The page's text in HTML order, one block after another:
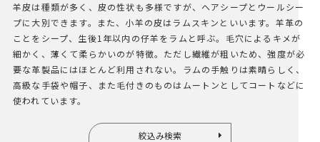
羊皮は種類が多く、皮の性状も多様ですが、ヘアシープとウールシー
プに大別できます。また、小羊の皮はラムスキンといいます。羊革の
ことをシープ、生後1年以内の仔羊をラムと呼ぶ。毛穴によるキメが
細かく、薄くて柔らかいのが特徴。ただし繊維が粗いため、強度が必
要な革製品にはほとんど利用されない。ラムの手触りは素晴らしく、
高級な手袋や帽子、また毛付きのものはムートンとしてコートなどに
使われています。
絞込み検索